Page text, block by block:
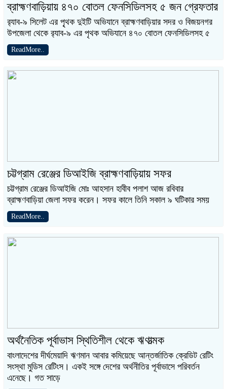
ব্রাহ্মণবাড়িয়ায় ৪৭০ বোতল ফেনসিডিলসহ ৫ জন গ্রেফতার
র‌্যাব-৯ সিলেট এর পৃৃথক দুইটি অভিযানে ব্রাহ্মণবাড়িয়ার সদর ও বিজয়নগর
উপজেলা থেকে র‌্যাব-৯ এর পৃথক অভিযানে ৪৭০ বোতল ফেনসিডিলসহ ৫
ReadMore..
চট্টগ্রাম রেঞ্জের ডিআইজি ব্রাহ্মণবাড়িয়ায় সফর
চট্টগ্রাম রেঞ্জের ডিআইজি মোঃ আহসান হাবীব পলাশ আজ রবিবার
ব্রাহ্মণবাড়িয়া জেলা সফর করেন। সফর কালে তিনি সকাল ৯ ঘটিকার সময়
ReadMore..
অর্থনৈতিক পূর্বাভাস স্থিতিশীল থেকে ঋণাত্মক
বাংলাদেশের দীর্ঘমেয়াদি ঋণমান আবার কমিয়েছে আন্তর্জাতিক ক্রেডিট রেটিং
সংস্থা মুডিস রেটিংস। একই সঙ্গে দেশের অর্থনীতির পূর্বাভাসে পরিবর্তন
এনেছে। গত সাড়ে